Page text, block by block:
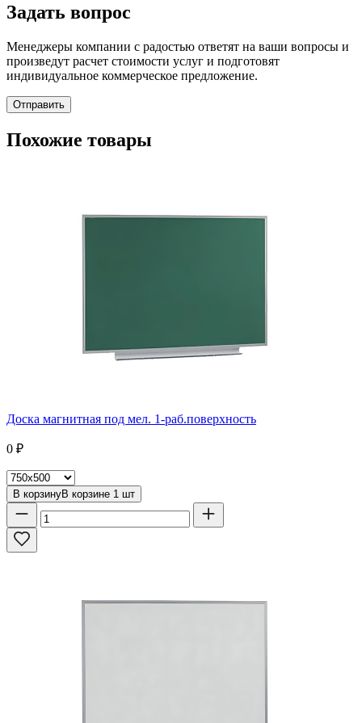
Задать вопрос
Менеджеры компании с радостью ответят на ваши вопросы и
произведут расчет стоимости услуг и подготовят
индивидуальное коммерческое предложение.
Отправить
Похожие товары
Доска магнитная под мел. 1-раб.поверхность
0 ₽
В корзинуВ корзине 1 шт